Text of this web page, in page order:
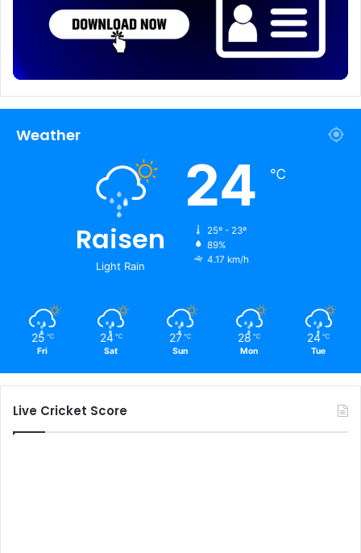
Weather
Raisen
Light Rain
24 ℃
25º - 23º
89%
4.17 km/h
25 ℃
Fri
24 ℃
Sat
27 ℃
Sun
28 ℃
Mon
24 ℃
Tue
Live Cricket Score